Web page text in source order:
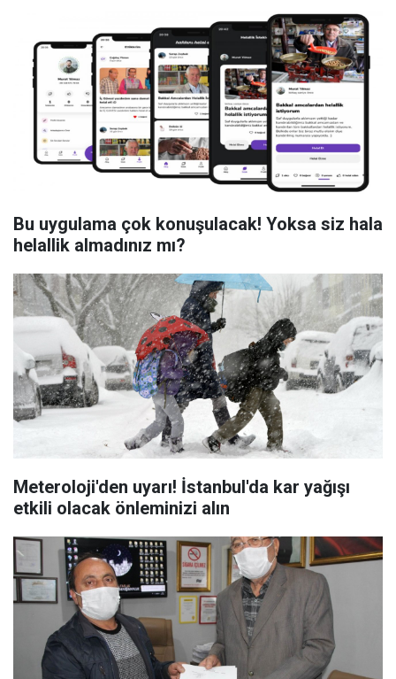
Bu uygulama çok konuşulacak! Yoksa siz hala
helallik almadınız mı?
Meteroloji'den uyarı! İstanbul'da kar yağışı
etkili olacak önleminizi alın